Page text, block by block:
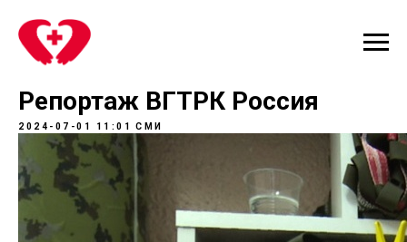
Репортаж ВГТРК Россия
2024-07-01 11:01 СМИ